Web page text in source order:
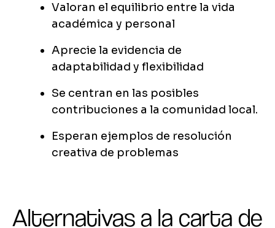
Valoran el equilibrio entre la vida
académica y personal
Aprecie la evidencia de
adaptabilidad y flexibilidad
Se centran en las posibles
contribuciones a la comunidad local.
Esperan ejemplos de resolución
creativa de problemas
Alternativas a la carta de